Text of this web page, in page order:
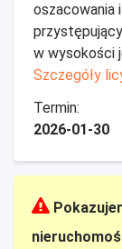
oszacowania
w wysokości
Szczegóły
Termin:
2026-01-30